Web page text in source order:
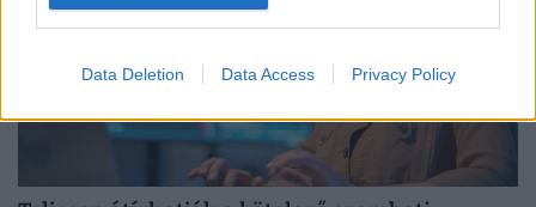
Data Deletion Data Access Privacy Policy